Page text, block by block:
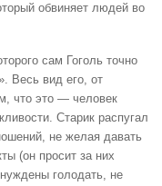
обвиняет людей во
сам Гоголь точно
Весь вид его, от
что это — человек
Старик распугал
не желая давать
(он просит за них
голодать, не